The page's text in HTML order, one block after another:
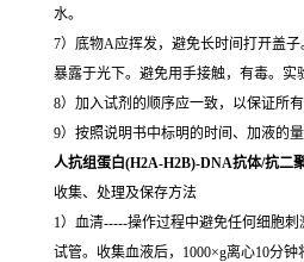
水。
7）底物A应挥发，避免长时间打开盖
暴露于光下。避免用手接触，有毒。实
8）加入试剂的顺序应一致，以保证所
9）按照说明书中标明的时间、加液的
人抗组蛋白(H2A-H2B)-DNA抗体/抗二
收集、处理及保存方法
1）血清-----操作过程中避免任何细胞
试管。收集血液后，1000×g离心10分